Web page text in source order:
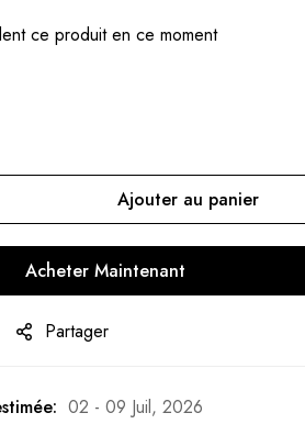
ce produit en ce moment
Ajouter au panier
Acheter Maintenant
Partager
02 - 09 Juil, 2026